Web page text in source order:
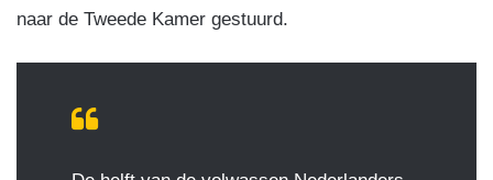
naar de Tweede Kamer gestuurd.